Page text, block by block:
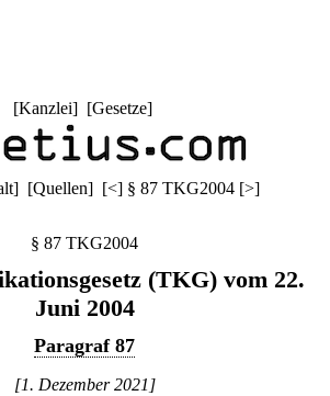
[Kanzlei] [Gesetze]
] [Quellen] [<] § 87 TKG2004 [>]
§ 87 TKG2004
(TKG) vom 22.
Juni 2004
Paragraf 87
[1. Dezember 2021]